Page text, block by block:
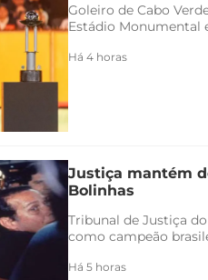
Goleiro de Cabo
Estádio Monumental
Há 4 horas
Justiça mantém
Bolinhas
Tribunal de Justiça
como campeão
Há 5 horas